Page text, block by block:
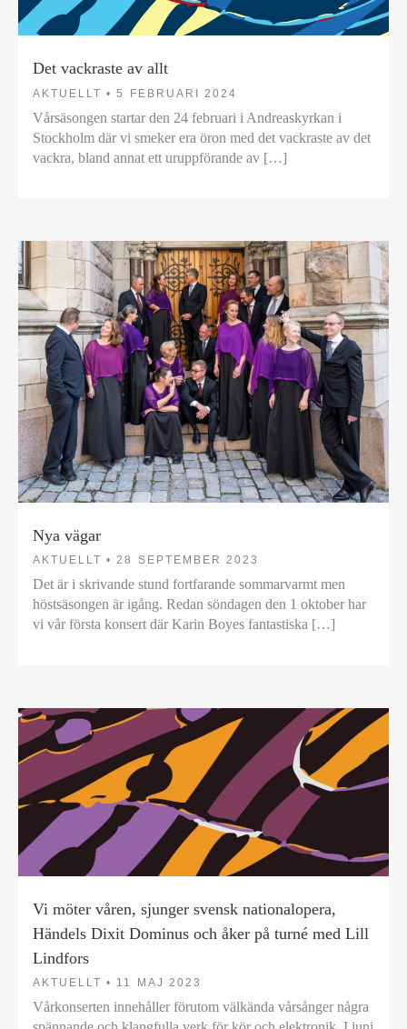
Det vackraste av allt
AKTUELLT • 5 FEBRUARI 2024
Vårsäsongen startar den 24 februari i Andreaskyrkan i
Stockholm där vi smeker era öron med det vackraste av det
vackra, bland annat ett uruppförande av […]
Nya vägar
AKTUELLT • 28 SEPTEMBER 2023
Det är i skrivande stund fortfarande sommarvarmt men
höstsäsongen är igång. Redan söndagen den 1 oktober har
vi vår första konsert där Karin Boyes fantastiska […]
Vi möter våren, sjunger svensk nationalopera,
Händels Dixit Dominus och åker på turné med Lill
Lindfors
AKTUELLT • 11 MAJ 2023
Vårkonserten innehåller förutom välkända vårsånger några